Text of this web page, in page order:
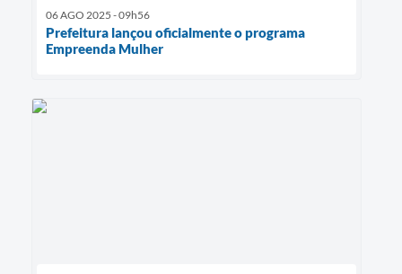
06 AGO 2025 - 09h56
Prefeitura lançou oficialmente o programa
Empreenda Mulher